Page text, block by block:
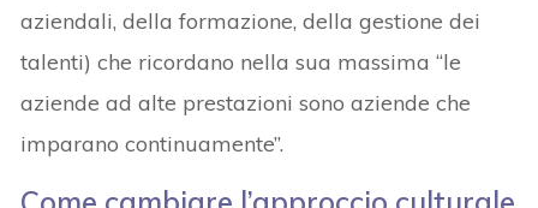
aziendali, della formazione, della gestione dei
talenti) che ricordano nella sua massima “le
aziende ad alte prestazioni sono aziende che
imparano continuamente”.